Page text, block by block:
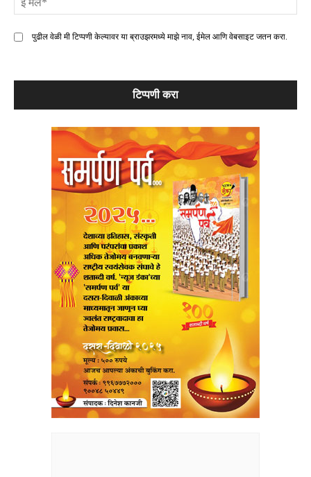
पुढील वेळी मी टिप्पणी केल्यावर या ब्राउझरमध्ये माझे नाव, ईमेल आणि वेबसाइट जतन करा.